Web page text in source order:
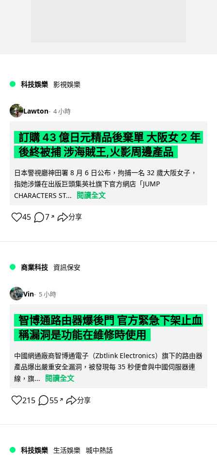
科技娛樂 影視娛樂
Lawton 4 小時
訂購 43 億日元精品後棄單 大阪女 2 年
後終被捕 涉海賊王,火影周邊產品
日本警視廳神田署 8 月 6 日公布，拘捕一名 32 歲大阪女子，
指她涉嫌在出版巨頭集英社旗下官方網店「JUMP
CHARACTERS ST...
閱讀全文
45 7 ↗ 分享
商業科技 資訊保安
Vin 5 小時
智博通路由器爆後門 官方緊急下架止血
稱漏洞是功能在維修時使用
中國網通廠商智博通電子（Zbtlink Electronics）旗下的路由器
產品爆出嚴重安全漏洞，被發現每 35 秒便會與中國伺服器連
線，旗...
閱讀全文
215 55 ↗ 分享
科技娛樂 生活娛樂 城中熱話